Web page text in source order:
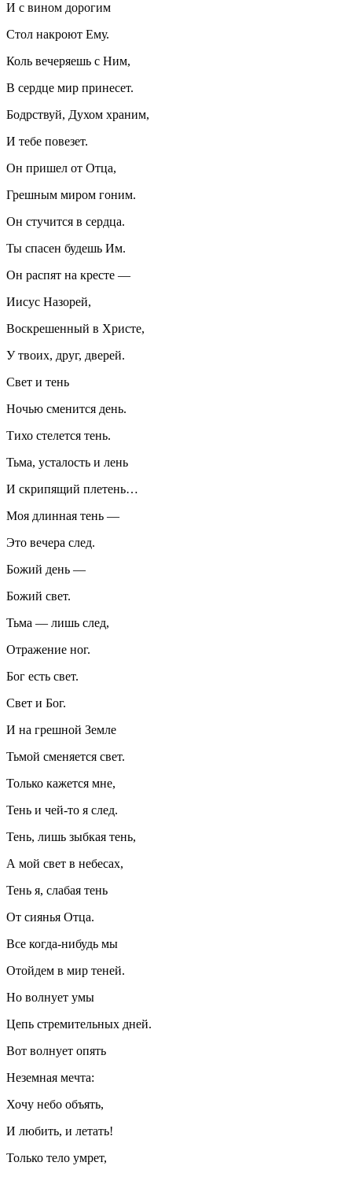
И с вином дорогим
Стол накроют Ему.
Коль вечеряешь с Ним,
В сердце мир принесет.
Бодрствуй, Духом храним,
И тебе повезет.
Он пришел от Отца,
Грешным миром гоним.
Он стучится в сердца.
Ты спасен будешь Им.
Он распят на кресте —
Иисус Назорей,
Воскрешенный в Христе,
У твоих, друг, дверей.
Свет и тень
Ночью сменится день.
Тихо стелется тень.
Тьма, усталость и лень
И скрипящий плетень…
Моя длинная тень —
Это вечера след.
Божий день —
Божий свет.
Тьма — лишь след,
Отражение ног.
Бог есть свет.
Свет и Бог.
И на грешной Земле
Тьмой сменяется свет.
Только кажется мне,
Тень и чей-то я след.
Тень, лишь зыбкая тень,
А мой свет в небесах,
Тень я, слабая тень
От сиянья Отца.
Все когда-нибудь мы
Отойдем в мир теней.
Но волнует умы
Цепь стремительных дней.
Вот волнует опять
Неземная мечта:
Хочу небо объять,
И любить, и летать!
Только тело умрет,